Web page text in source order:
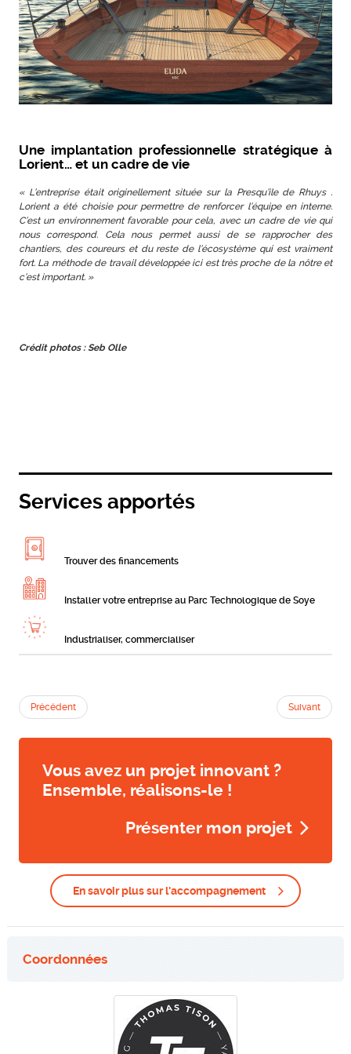
Une implantation professionnelle stratégique à
Lorient… et un cadre de vie
« L’entreprise était originellement située sur la Presqu’ile de Rhuys .
Lorient a été choisie pour permettre de renforcer l’équipe en interne.
C’est un environnement favorable pour cela, avec un cadre de vie qui
nous correspond. Cela nous permet aussi de se rapprocher des
chantiers, des coureurs et du reste de l’écosystème qui est vraiment
fort. La méthode de travail développée ici est très proche de la nôtre et
c’est important. »
Crédit photos : Seb Olle
Services apportés
Trouver des financements
Installer votre entreprise au Parc Technologique de Soye
Industrialiser, commercialiser
Précédent Suivant
Vous avez un projet innovant ?
Ensemble, réalisons-le !
Présenter mon projet
En savoir plus sur l'accompagnement
Coordonnées